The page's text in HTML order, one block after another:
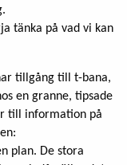
tänka på vad vi kan
tillgång till t-bana,
en granne, tipsade
till information på
plan. De stora